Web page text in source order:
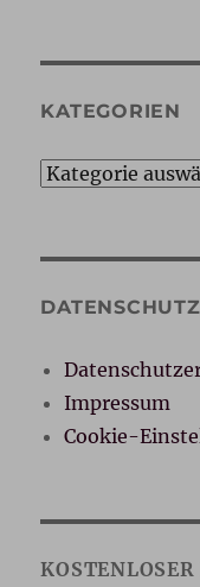
KATEGORIEN
Kategorien
Impressum
Cookie-